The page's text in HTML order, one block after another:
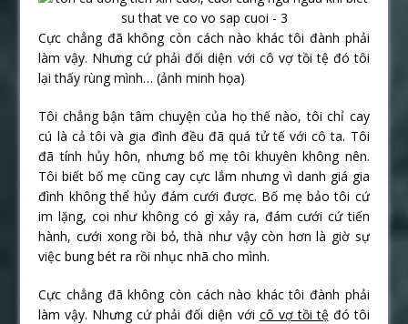
Cực chẳng đã không còn cách nào khác tôi đành phải
làm vậy. Nhưng cứ phải đối diện với cô vợ tồi tệ đó tôi
lại thấy rùng mình… (ảnh minh họa)
Tôi chẳng bận tâm chuyện của họ thế nào, tôi chỉ cay
cú là cả tôi và gia đình đều đã quá tử tế với cô ta. Tôi
đã tính hủy hôn, nhưng bố mẹ tôi khuyên không nên.
Tôi biết bố mẹ cũng cay cực lắm nhưng vì danh giá gia
đình không thể hủy đám cưới được. Bố mẹ bảo tôi cứ
im lặng, coi như không có gì xảy ra, đám cưới cứ tiến
hành, cưới xong rồi bỏ, thà như vậy còn hơn là giờ sự
việc bung bét ra rồi nhục nhã cho mình.
Cực chẳng đã không còn cách nào khác tôi đành phải
làm vậy. Nhưng cứ phải đối diện với cô vợ tồi tệđó tôi